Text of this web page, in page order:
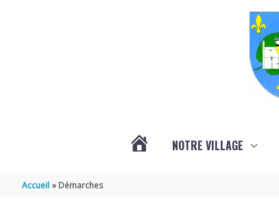
NOTRE VILLAGE
Accueil Démarches